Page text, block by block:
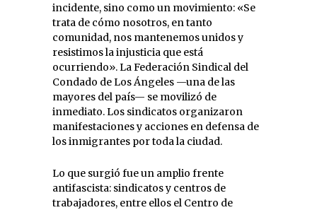
incidente, sino como un movimiento: «Se
trata de cómo nosotros, en tanto
comunidad, nos mantenemos unidos y
resistimos la injusticia que está
ocurriendo». La Federación Sindical del
Condado de Los Ángeles —una de las
mayores del país— se movilizó de
inmediato. Los sindicatos organizaron
manifestaciones y acciones en defensa de
los inmigrantes por toda la ciudad.
Lo que surgió fue un amplio frente
antifascista: sindicatos y centros de
trabajadores, entre ellos el Centro de